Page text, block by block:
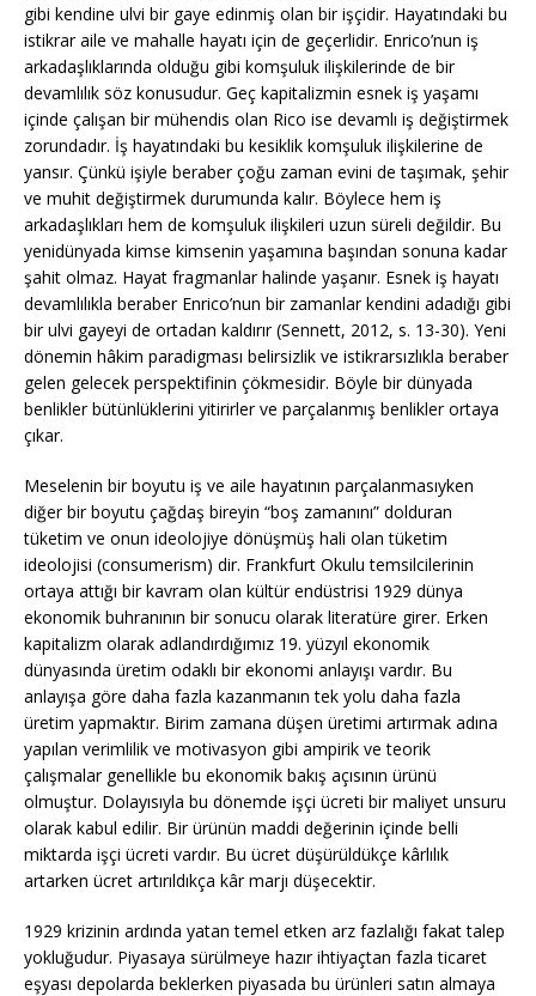
gibi kendine ulvi bir gaye edinmiş olan bir işçidir. Hayatındaki bu
istikrar aile ve mahalle hayatı için de geçerlidir. Enrico’nun iş
arkadaşlıklarında olduğu gibi komşuluk ilişkilerinde de bir
devamlılık söz konusudur. Geç kapitalizmin esnek iş yaşamı
içinde çalışan bir mühendis olan Rico ise devamlı iş değiştirmek
zorundadır. İş hayatındaki bu kesiklik komşuluk ilişkilerine de
yansır. Çünkü işiyle beraber çoğu zaman evini de taşımak, şehir
ve muhit değiştirmek durumunda kalır. Böylece hem iş
arkadaşlıkları hem de komşuluk ilişkileri uzun süreli değildir. Bu
yenidünyada kimse kimsenin yaşamına başından sonuna kadar
şahit olmaz. Hayat fragmanlar halinde yaşanır. Esnek iş hayatı
devamlılıkla beraber Enrico’nun bir zamanlar kendini adadığı gibi
bir ulvi gayeyi de ortadan kaldırır (Sennett, 2012, s. 13-30). Yeni
dönemin hâkim paradigması belirsizlik ve istikrarsızlıkla beraber
gelen gelecek perspektifinin çökmesidir. Böyle bir dünyada
benlikler bütünlüklerini yitirirler ve parçalanmış benlikler ortaya
çıkar.
Meselenin bir boyutu iş ve aile hayatının parçalanmasıyken
diğer bir boyutu çağdaş bireyin “boş zamanını” dolduran
tüketim ve onun ideolojiye dönüşmüş hali olan tüketim
ideolojisi (consumerism) dir. Frankfurt Okulu temsilcilerinin
ortaya attığı bir kavram olan kültür endüstrisi 1929 dünya
ekonomik buhranının bir sonucu olarak literatüre girer. Erken
kapitalizm olarak adlandırdığımız 19. yüzyıl ekonomik
dünyasında üretim odaklı bir ekonomi anlayışı vardır. Bu
anlayışa göre daha fazla kazanmanın tek yolu daha fazla
üretim yapmaktır. Birim zamana düşen üretimi artırmak adına
yapılan verimlilik ve motivasyon gibi ampirik ve teorik
çalışmalar genellikle bu ekonomik bakış açısının ürünü
olmuştur. Dolayısıyla bu dönemde işçi ücreti bir maliyet unsuru
olarak kabul edilir. Bir ürünün maddi değerinin içinde belli
miktarda işçi ücreti vardır. Bu ücret düşürüldükçe kârlılık
artarken ücret artırıldıkça kâr marjı düşecektir.
1929 krizinin ardında yatan temel etken arz fazlalığı fakat talep
yokluğudur. Piyasaya sürülmeye hazır ihtiyaçtan fazla ticaret
eşyası depolarda beklerken piyasada bu ürünleri satın almaya